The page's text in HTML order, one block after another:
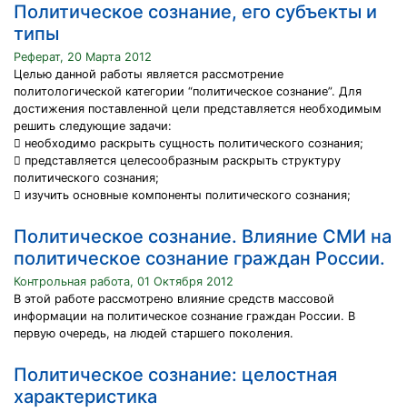
Политическое сознание, его субъекты и
типы
Реферат, 20 Марта 2012
Целью данной работы является рассмотрение
политологической категории “политическое сознание”. Для
достижения поставленной цели представляется необходимым
решить следующие задачи:
 необходимо раскрыть сущность политического сознания;
 представляется целесообразным раскрыть структуру
политического сознания;
 изучить основные компоненты политического сознания;
Политическое сознание. Влияние СМИ на
политическое сознание граждан России.
Контрольная работа, 01 Октября 2012
В этой работе рассмотрено влияние средств массовой
информации на политическое сознание граждан России. В
первую очередь, на людей старшего поколения.
Политическое сознание: целостная
характеристика